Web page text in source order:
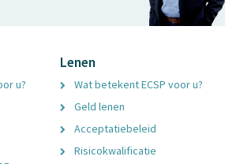
u?
Lenen
Wat betekent ECSP voor u?
Geld lenen
Acceptatiebeleid
Risicokwalificatie